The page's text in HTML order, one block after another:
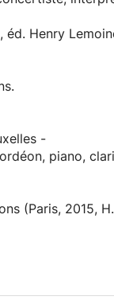
Henry
-
- Instruments :
(Paris, 2015,